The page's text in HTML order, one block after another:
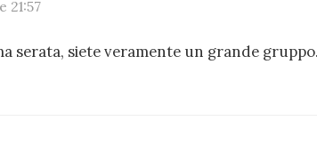
21:57
serata, siete veramente un grande